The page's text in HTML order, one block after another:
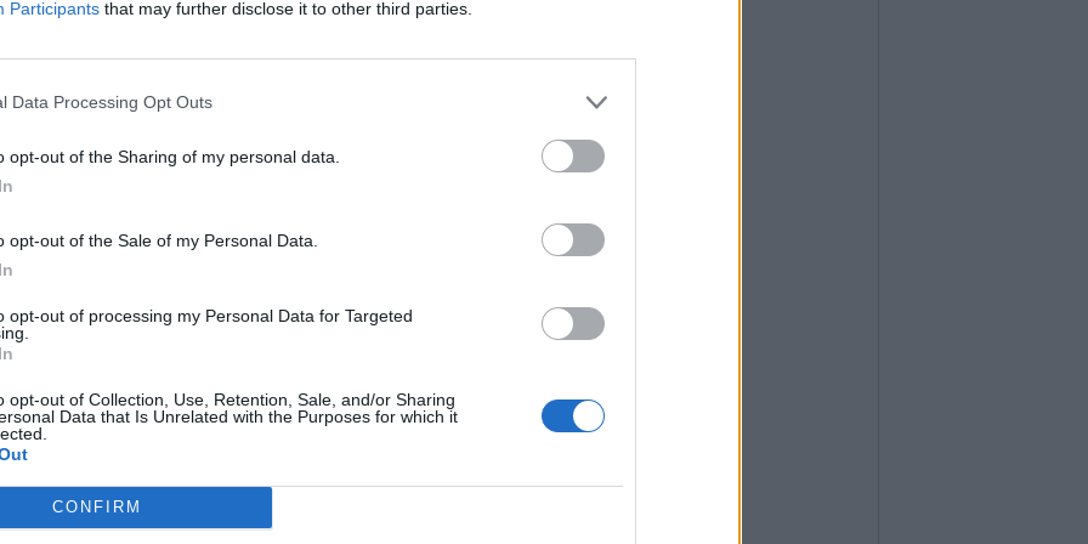
Participants that may further disclose it to other third parties.
Data Processing Opt Outs
opt-out of the Sharing of my personal data.
opt-out of the Sale of my Personal Data.
opt-out of processing my Personal Data for Targeted
opt-out of Collection, Use, Retention, Sale, and/or Sharing
Data that Is Unrelated with the Purposes for which it
CONFIRM
lo mettono alla prova.
dove l’amore diventa stella polare cui
perduto. Da leggere.
del Libro – Legnano
Tutti gli eventi
a cuore l'informazione del nostro territorio e
prima linea per informarvi in modo puntuale.